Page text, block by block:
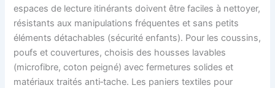
espaces de lecture itinérants doivent être faciles à nettoyer,
résistants aux manipulations fréquentes et sans petits
éléments détachables (sécurité enfants). Pour les coussins,
poufs et couvertures, choisis des housses lavables
(microfibre, coton peigné) avec fermetures solides et
matériaux traités anti‑tache. Les paniers textiles pour